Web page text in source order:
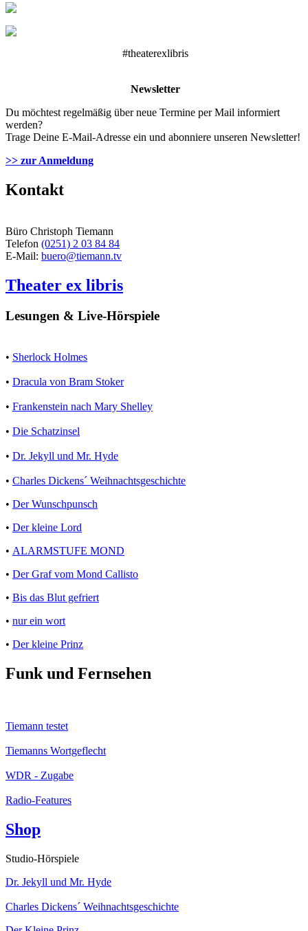
#theaterexlibris
Newsletter
Du möchtest regelmäßig über neue Termine per Mail informiert
werden?
Trage Deine E-Mail-Adresse ein und abonniere unseren Newsletter!
>> zur Anmeldung
Kontakt
Büro Christoph Tiemann
Telefon (0251) 2 03 84 84
E-Mail: buero@tiemann.tv
Theater ex libris
Lesungen & Live-Hörspiele
• Sherlock Holmes
• Dracula von Bram Stoker
• Frankenstein nach Mary Shelley
• Die Schatzinsel
• Dr. Jekyll und Mr. Hyde
• Charles Dickens´ Weihnachtsgeschichte
• Der Wunschpunsch
• Der kleine Lord
• ALARMSTUFE MOND
• Der Graf vom Mond Callisto
• Bis das Blut gefriert
• nur ein wort
• Der kleine Prinz
Funk und Fernsehen
Tiemann testet
Tiemanns Wortgeflecht
WDR - Zugabe
Radio-Features
Shop
Studio-Hörspiele
Dr. Jekyll und Mr. Hyde
Charles Dickens´ Weihnachtsgeschichte